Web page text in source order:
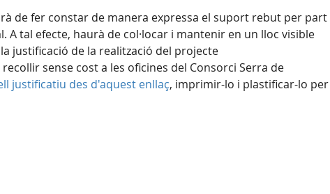
de fer constar de manera expressa el suport rebut per part
tal efecte, haurà de col·locar i mantenir en un lloc visible
justificació de la realització del projecte
sense cost a les oficines del Consorci Serra de
justificatiu des d'aquest enllaç, imprimir-lo i plastificar-lo per